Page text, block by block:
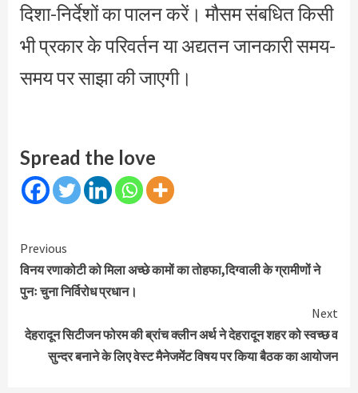
दिशा-निर्देशों का पालन करें। मौसम संबधित किसी
भी प्रकार के परिवर्तन या अद्यतन जानकारी समय-
समय पर साझा की जाएगी।
Spread the love
Continue
Reading
Previous
विनय रणाकोटी को मिला अच्छे कामों का तोहफा,दिग्वाली के ग्रामीणों ने
पुनः चुना निर्विरोध प्रधान।
Next
देहरादून सिटीजन फोरम की ब्रांच क्लीन अर्थ ने देहरादून शहर को स्वच्छ व
सुन्दर बनाने के लिए वेस्ट मैनेजमेंट विषय पर किया बैठक का आयोजन